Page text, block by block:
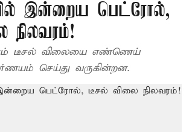
இன்றைய பெட்ரோல்,
நிலவரம்!
டீசல் விலையை எண்ணெய்
செய்து வருகின்றன.